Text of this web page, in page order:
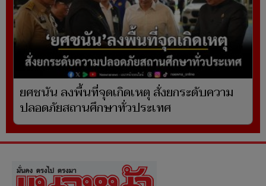
ยศชนัน ลงพื้นที่จุดเกิดเหตุ สั่งยกระดับความ
ปลอดภัยสถานศึกษาทั่วประเทศ